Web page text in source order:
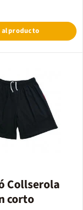
al producto
Collserola
corto